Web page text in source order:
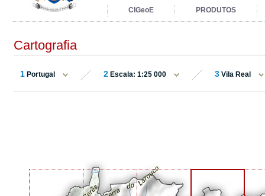
CIGeoE PRODUTOS
Cartografia
1 Portugal 2 Escala: 1:25 000 3 Vila Real